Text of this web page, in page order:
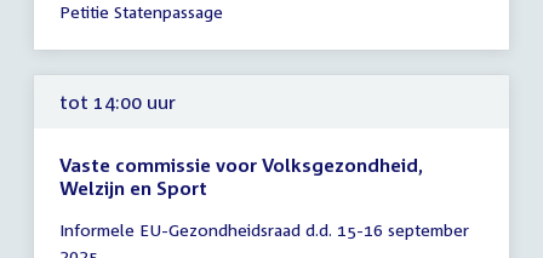
Petitie Statenpassage
tot 14:00 uur
Vaste commissie voor Volksgezondheid,
Welzijn en Sport
vergadering
Informele EU-Gezondheidsraad d.d. 15-16 september